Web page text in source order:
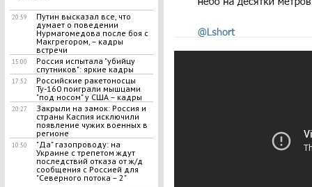
20:59
Путин высказал все, что
думает о поведении
Нурмагомедова после боя с
Макгрегором, – кадры
встречи
15:00
Россия испытала "убийцу
спутников": яркие кадры
17:52
Российские ракетоносцы
Ту-160 поиграли мышцами
"под носом" у США – кадры
20:27
Закрыли на замок: Россия и
страны Каспия исключили
появление чужих военных в
регионе
10:50
"Да" газопроводу: на
Украине с трепетом ждут
последствий отказа от ж/д
сообщения с Россией для
"Северного потока – 2"